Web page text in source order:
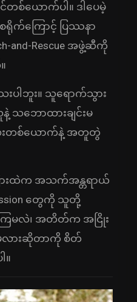
တစ်ယောက်ပါ။ ဒါပေမဲ့
က်ကြောင့် ပြဿနာ
and-Rescue အဖွဲ့ဆီကို
းပါဘူး။ သူရောက်သွား
ဘောထားချင်းမ
တစ်ယောက်နဲ့ အတူတွဲ
းထဲက အသက်အန္တရာယ်
တွေကို သူတို့
လဲ၊ အတိတ်က အငြိုး
လားဆိုတာကို စိတ်
။